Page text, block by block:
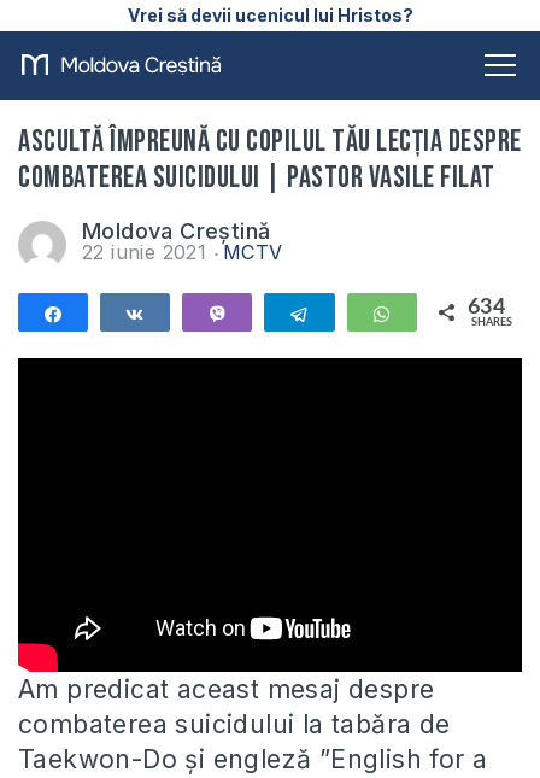
Vrei să devii ucenicul lui Hristos?
Ascultă împreună cu copilul tău lecția despre
COMBATEREA SUICIDULUI | Pastor Vasile Filat
Moldova Creștină
22 iunie 2021 MCTV
Telegram WhatsApp
634
SHARES
Am predicat aceast mesaj despre
combaterea suicidului la tabăra de
Taekwon-Do și engleză ”English for a